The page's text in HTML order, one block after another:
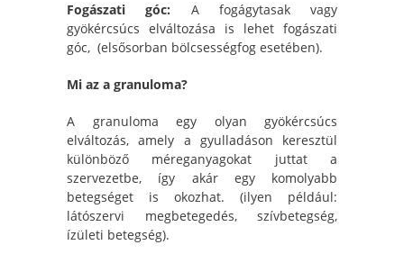
Fogászati góc: A fogágytasak vagy
gyökércsúcs elváltozása is lehet fogászati
góc, (elsősorban bölcsességfog esetében).
Mi az a granuloma?
A granuloma egy olyan gyökércsúcs
elváltozás, amely a gyulladáson keresztül
különböző méreganyagokat juttat a
szervezetbe, így akár egy komolyabb
betegséget is okozhat. (ilyen például:
látószervi megbetegedés, szívbetegség,
ízületi betegség).